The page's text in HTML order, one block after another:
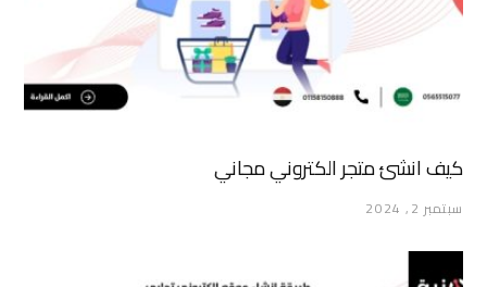
كيف انشئ متجر الكتروني مجاني
سبتمبر 2, 2024